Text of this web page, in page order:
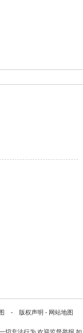
- 版权声明 - 网站地图